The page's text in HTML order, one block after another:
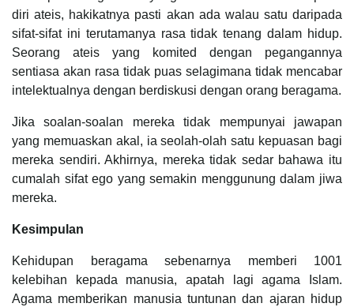
diri ateis, hakikatnya pasti akan ada walau satu daripada
sifat-sifat ini terutamanya rasa tidak tenang dalam hidup.
Seorang ateis yang komited dengan pegangannya
sentiasa akan rasa tidak puas selagimana tidak mencabar
intelektualnya dengan berdiskusi dengan orang beragama.
Jika soalan-soalan mereka tidak mempunyai jawapan
yang memuaskan akal, ia seolah-olah satu kepuasan bagi
mereka sendiri. Akhirnya, mereka tidak sedar bahawa itu
cumalah sifat ego yang semakin menggunung dalam jiwa
mereka.
Kesimpulan
Kehidupan beragama sebenarnya memberi 1001
kelebihan kepada manusia, apatah lagi agama Islam.
Agama memberikan manusia tuntunan dan ajaran hidup